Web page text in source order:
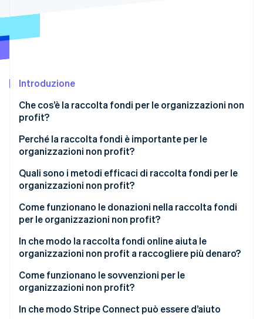
Prevenzione delle frodi
Climate
Identity
Verifica online dell'identità
Stripe Sessions 2026
Scopri come Stripe sta costruendo l'infrastruttura
Guarda ora
Introduzione
Che cos’è la raccolta fondi per le organizzazioni non
profit?
Perché la raccolta fondi è importante per le
organizzazioni non profit?
Quali sono i metodi efficaci di raccolta fondi per le
organizzazioni non profit?
Come funzionano le donazioni nella raccolta fondi
per le organizzazioni non profit?
In che modo la raccolta fondi online aiuta le
organizzazioni non profit a raccogliere più denaro?
Come funzionano le sovvenzioni per le
organizzazioni non profit?
In che modo Stripe Connect può essere d’aiuto